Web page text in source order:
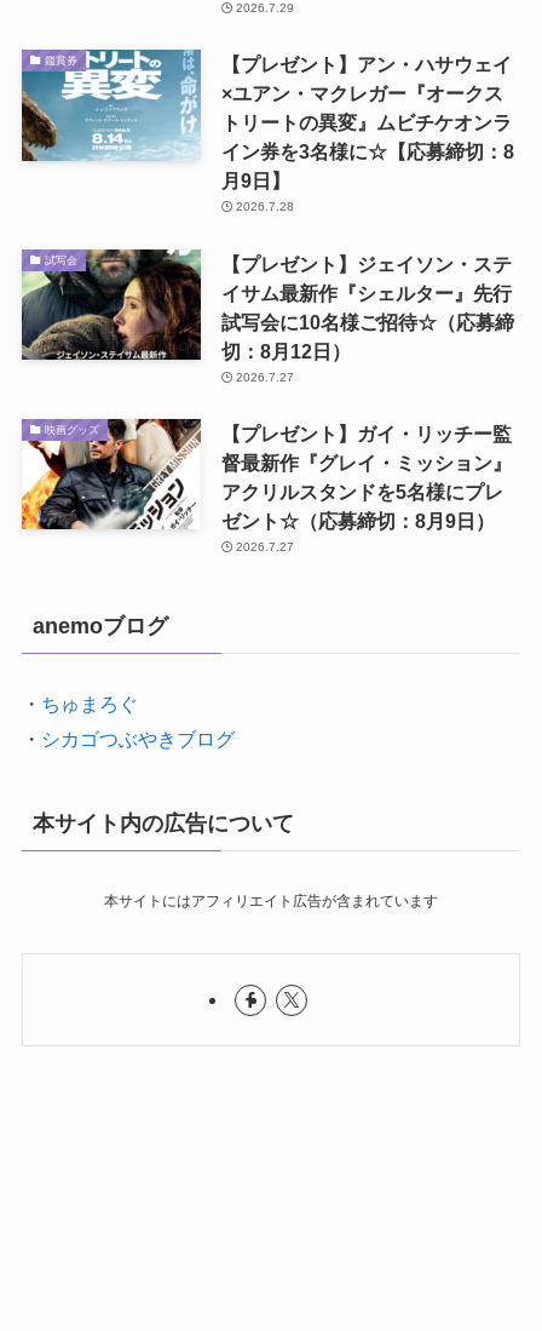
2026.7.29
鑑賞券
【プレゼント】アン・ハサウェイ
×ユアン・マクレガー『オークス
トリートの異変』ムビチケオンラ
イン券を3名様に☆【応募締切：8
月9日】
2026.7.28
試写会
【プレゼント】ジェイソン・ステ
イサム最新作『シェルター』先行
試写会に10名様ご招待☆（応募締
切：8月12日）
2026.7.27
映画グッズ
【プレゼント】ガイ・リッチー監
督最新作『グレイ・ミッション』
アクリルスタンドを5名様にプレ
ゼント☆（応募締切：8月9日）
2026.7.27
anemoブログ
・ ちゅまろぐ
・ シカゴつぶやきブログ
本サイト内の広告について
本サイトにはアフィリエイト広告が含まれています